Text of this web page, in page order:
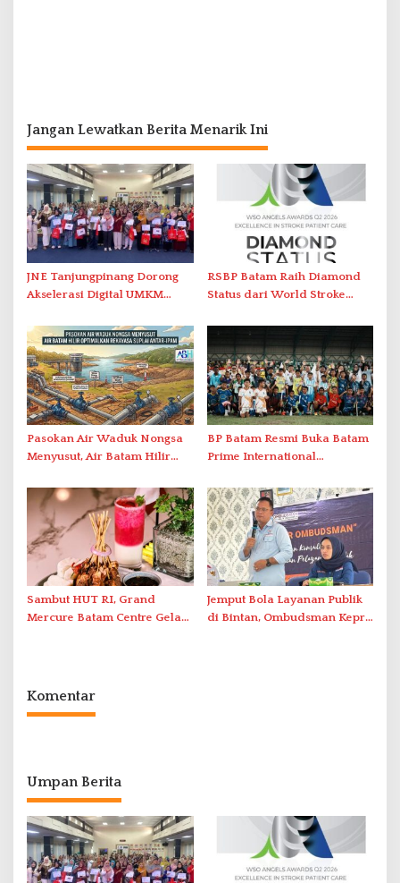
Jangan Lewatkan Berita Menarik Ini
JNE Tanjungpinang Dorong
Akselerasi Digital UMKM
2026
RSBP Batam Raih Diamond
Status dari World Stroke
Berstandar Internasional
Pasokan Air Waduk Nongsa
Menyusut, Air Batam Hilir
Antar-IPAM
BP Batam Resmi Buka Batam
Prime International
2026 di Stadion Temenggung
Abdul Jamal
Sambut HUT RI, Grand
Mercure Batam Centre Gelar
Jemput Bola Layanan Publik
di Bintan, Ombudsman Kepri
Komentar
Umpan Berita